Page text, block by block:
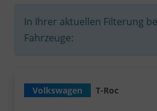
In Ihrer aktuellen Filterung
Fahrzeuge:
Volkswagen T-Roc